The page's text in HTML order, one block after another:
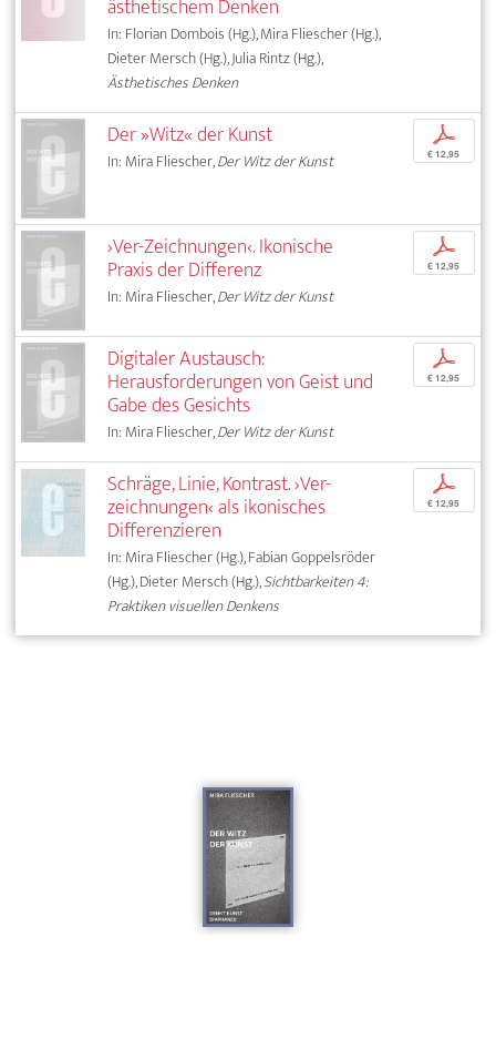
In: Florian Dombois (Hg.), Mira Fliescher (Hg.),
Dieter Mersch (Hg.), Julia Rintz (Hg.),
Ästhetisches Denken
Der »Witz« der Kunst
In: Mira Fliescher,Der Witz der Kunst
p
€ 12,95
›Ver-Zeichnungen‹. Ikonische
Praxis der Differenz
In: Mira Fliescher,Der Witz der Kunst
p
€ 12,95
Digitaler Austausch:
Herausforderungen von Geist und
Gabe des Gesichts
In: Mira Fliescher,Der Witz der Kunst
p
€ 12,95
Schräge, Linie, Kontrast. ›Ver-
zeichnungen‹ als ikonisches
Differenzieren
In: Mira Fliescher (Hg.), Fabian Goppelsröder
(Hg.), Dieter Mersch (Hg.),Sichtbarkeiten 4:
Praktiken visuellen Denkens
p
€ 12,95